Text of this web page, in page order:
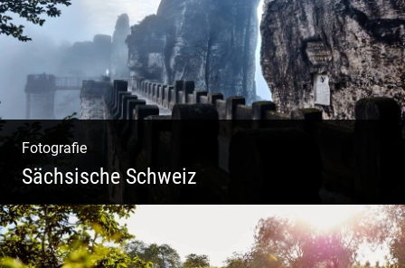
Fotografie
Sächsische Schweiz
Morgendliche Mystik im Elbsandsteingebirge